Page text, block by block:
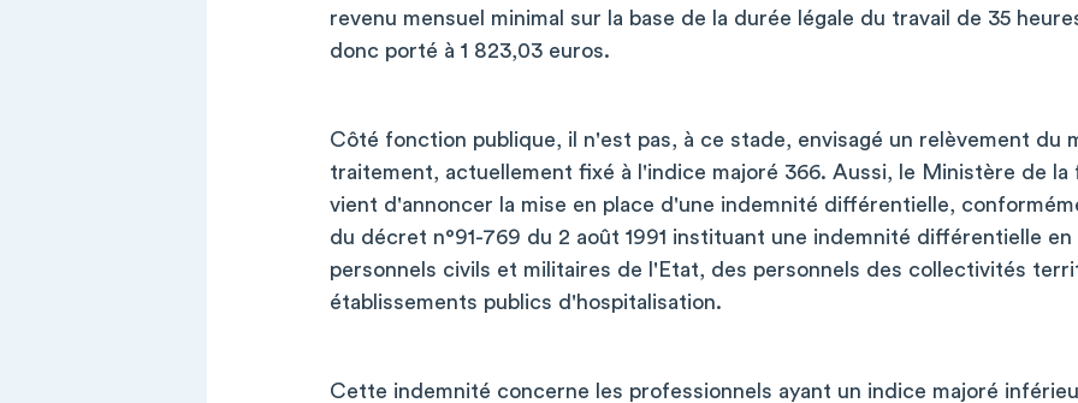
revenu mensuel minimal sur la base de la durée légale du travail de 35
donc porté à 1 823,03 euros.
Côté fonction publique, il n'est pas, à ce stade, envisagé un relèvement du
traitement, actuellement fixé à l'indice majoré 366. Aussi, le Ministère de la
vient d'annoncer la mise en place d'une indemnité différentielle,
du décret n°91-769 du 2 août 1991 instituant une indemnité différentielle
personnels civils et militaires de l'Etat, des personnels des collectivités
établissements publics d'hospitalisation.
Cette indemnité concerne les professionnels ayant un indice majoré